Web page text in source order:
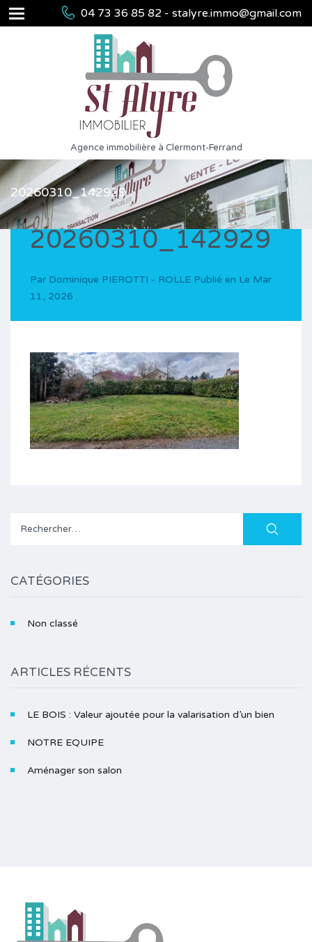
04 73 36 85 82 - stalyre.immo@gmail.com
Agence immobilière à Clermont-Ferrand
20260310_142929
20260310_142929
Par Dominique PIEROTTI - ROLLE Publié en Le Mar
11, 2026
Rechercher :
CATÉGORIES
Non classé
ARTICLES RÉCENTS
LE BOIS : Valeur ajoutée pour la valarisation d’un bien
NOTRE EQUIPE
Aménager son salon